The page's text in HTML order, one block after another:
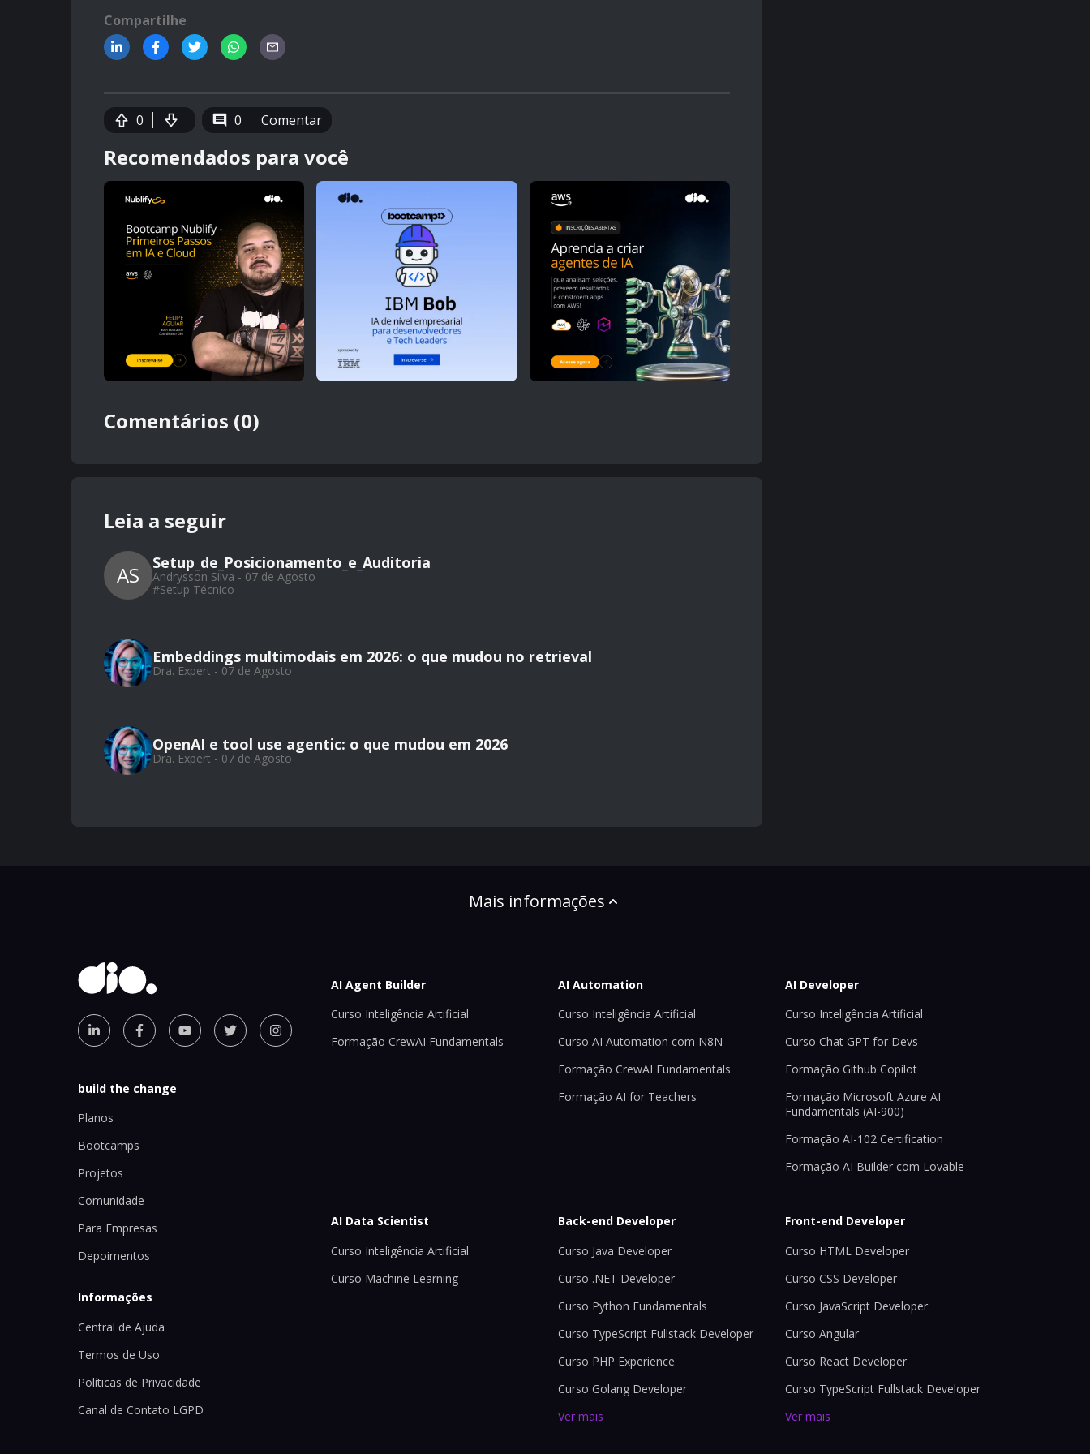
Compartilhe
0 0 Comentar
Recomendados para você
Comentários (0)
Leia a seguir
AS Setup_de_Posicionamento_e_Auditoria
Andrysson Silva - 07 de Agosto
#Setup Técnico
Embeddings multimodais em 2026: o que mudou no retrieval
Dra. Expert - 07 de Agosto
OpenAI e tool use agentic: o que mudou em 2026
Dra. Expert - 07 de Agosto
Mais informações
build the change
Planos
Bootcamps
Projetos
Comunidade
Para Empresas
Depoimentos
Informações
Central de Ajuda
Termos de Uso
Políticas de Privacidade
Canal de Contato LGPD
AI Agent Builder
Curso Inteligência Artificial
Formação CrewAI Fundamentals
AI Automation
Curso Inteligência Artificial
Curso AI Automation com N8N
Formação CrewAI Fundamentals
Formação AI for Teachers
AI Developer
Curso Inteligência Artificial
Curso Chat GPT for Devs
Formação Github Copilot
Formação Microsoft Azure AI
Fundamentals (AI-900)
Formação AI-102 Certification
Formação AI Builder com Lovable
AI Data Scientist
Curso Inteligência Artificial
Curso Machine Learning
Back-end Developer
Curso Java Developer
Curso .NET Developer
Curso Python Fundamentals
Curso TypeScript Fullstack Developer
Curso PHP Experience
Curso Golang Developer
Ver mais
Front-end Developer
Curso HTML Developer
Curso CSS Developer
Curso JavaScript Developer
Curso Angular
Curso React Developer
Curso TypeScript Fullstack Developer
Ver mais